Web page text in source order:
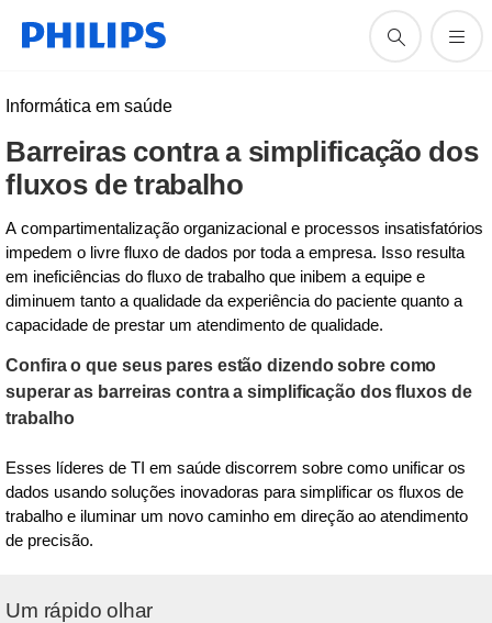
Informática em saúde
Barreiras contra a simplificação dos
fluxos de trabalho
A compartimentalização organizacional e processos insatisfatórios
impedem o livre fluxo de dados por toda a empresa. Isso resulta
em ineficiências do fluxo de trabalho que inibem a equipe e
diminuem tanto a qualidade da experiência do paciente quanto a
capacidade de prestar um atendimento de qualidade.
Confira o que seus pares estão dizendo sobre como
superar as barreiras contra a simplificação dos fluxos de
trabalho
Esses líderes de TI em saúde discorrem sobre como unificar os
dados usando soluções inovadoras para simplificar os fluxos de
trabalho e iluminar um novo caminho em direção ao atendimento
de precisão.
Um rápido olhar